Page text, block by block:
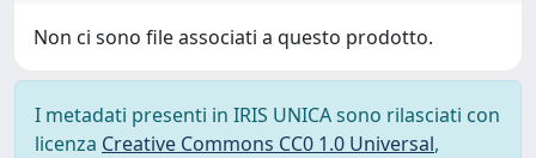
Non ci sono file associati a questo prodotto.
I metadati presenti in IRIS UNICA sono rilasciati con
licenza Creative Commons CC0 1.0 Universal,